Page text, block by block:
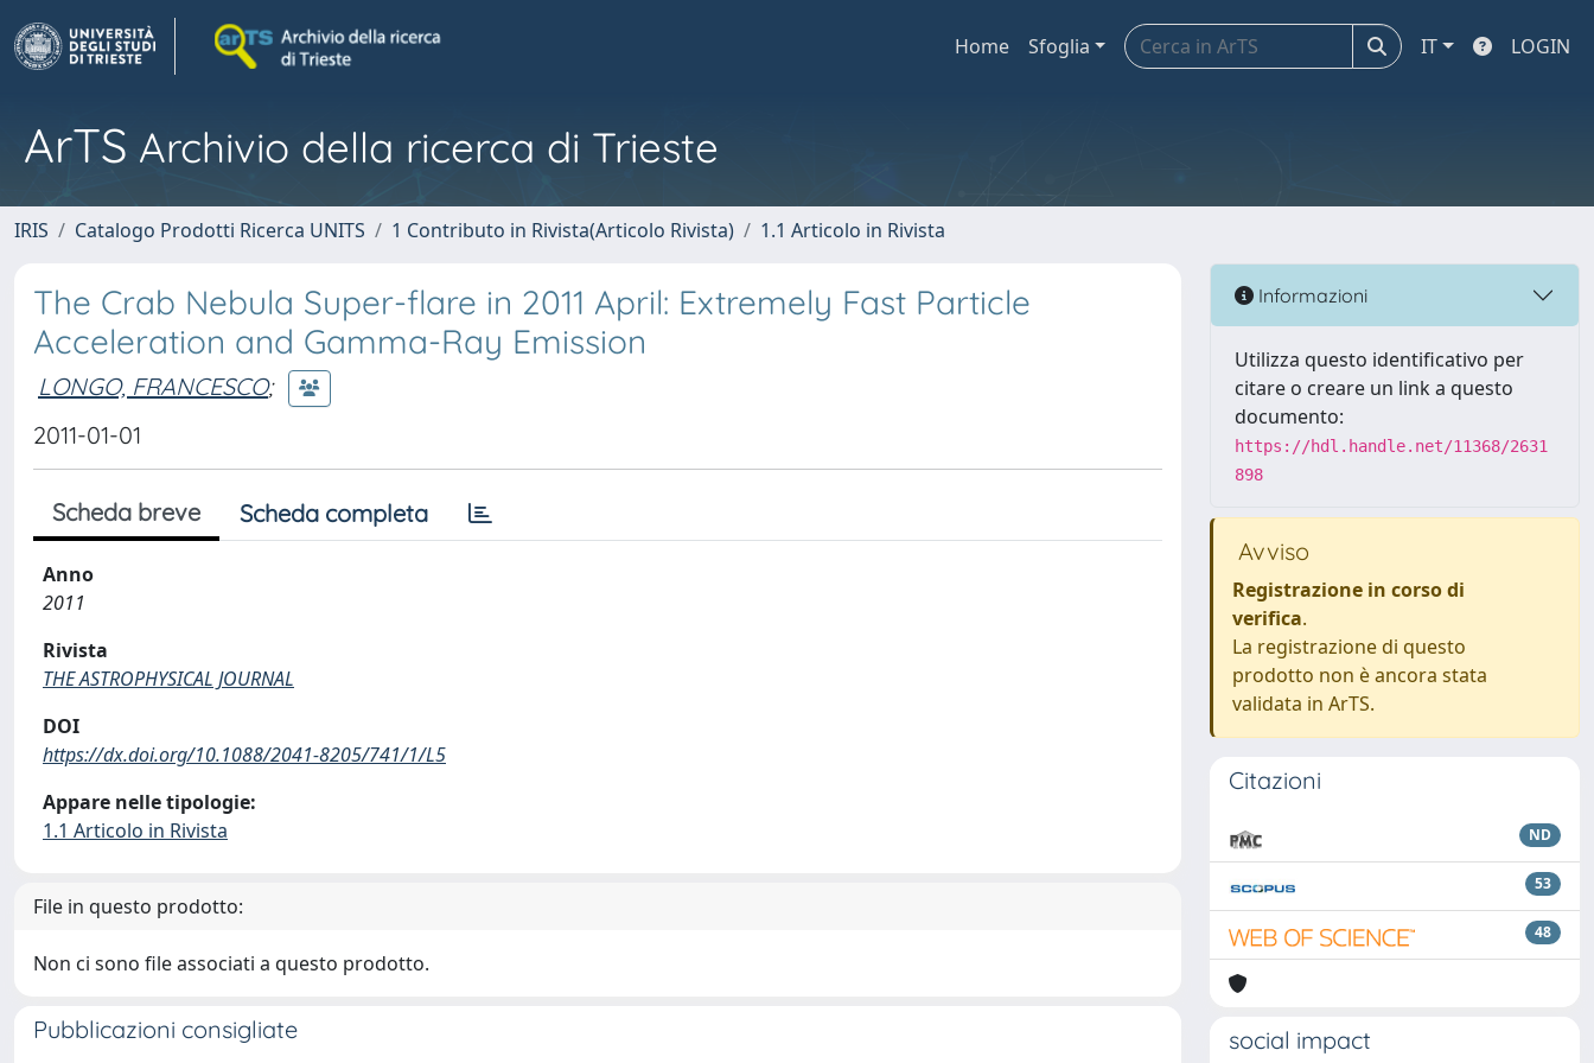
Home Sfoglia IT LOGIN
ArTS Archivio della ricerca di Trieste
IRIS Catalogo Prodotti Ricerca UNITS 1 Contributo in Rivista(Articolo Rivista) 1.1 Articolo in Rivista
The Crab Nebula Super-flare in 2011 April: Extremely Fast Particle
Acceleration and Gamma-Ray Emission
LONGO, FRANCESCO;
2011-01-01
Scheda breve Scheda completa
Anno
2011
Rivista
THE ASTROPHYSICAL JOURNAL
DOI
https://dx.doi.org/10.1088/2041-8205/741/1/L5
Appare nelle tipologie:
1.1 Articolo in Rivista
File in questo prodotto:
Non ci sono file associati a questo prodotto.
Pubblicazioni consigliate
Informazioni
Utilizza questo identificativo per
citare o creare un link a questo
documento:
https://hdl.handle.net/11368/2631
898
Avviso
Registrazione in corso di
verifica.
La registrazione di questo
prodotto non è ancora stata
validata in ArTS.
Citazioni
ND
53
48
social impact